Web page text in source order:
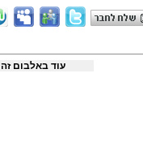
עוד באלבום זה